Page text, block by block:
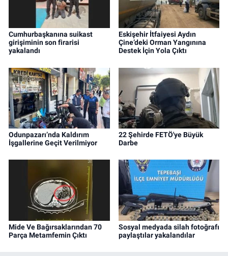
Cumhurbaşkanına suikast
girişiminin son firarisi
yakalandı
Eskişehir İtfaiyesi Aydın
Çine’deki Orman Yangınına
Destek İçin Yola Çıktı
Odunpazarı’nda Kaldırım
İşgallerine Geçit Verilmiyor
22 Şehirde FETÖ'ye Büyük
Darbe
Mide Ve Bağırsaklarından 70
Parça Metamfemin Çıktı
Sosyal medyada silah fotoğrafı
paylaştılar yakalandılar